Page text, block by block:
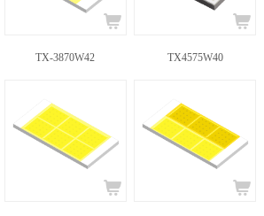
TX-3870W42 TX4575W40